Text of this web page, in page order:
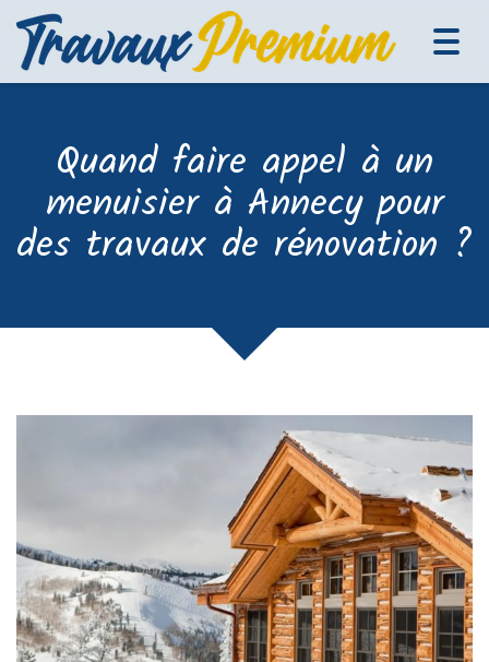
Quand faire appel à un
menuisier à Annecy pour
des travaux de rénovation ?